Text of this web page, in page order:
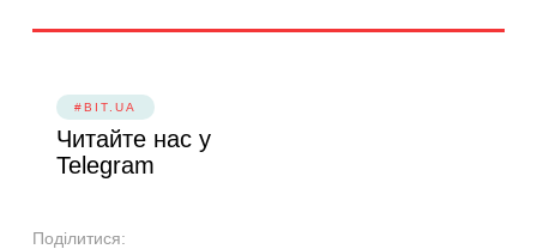
#BIT.UA
Читайте нас у
Telegram
Поділитися: